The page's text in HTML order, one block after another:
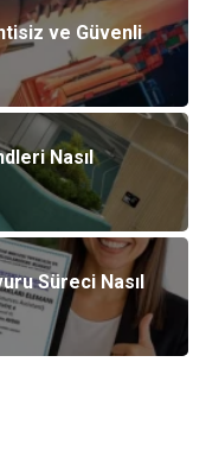
ve Güvenli
Nasıl
Süreci Nasıl